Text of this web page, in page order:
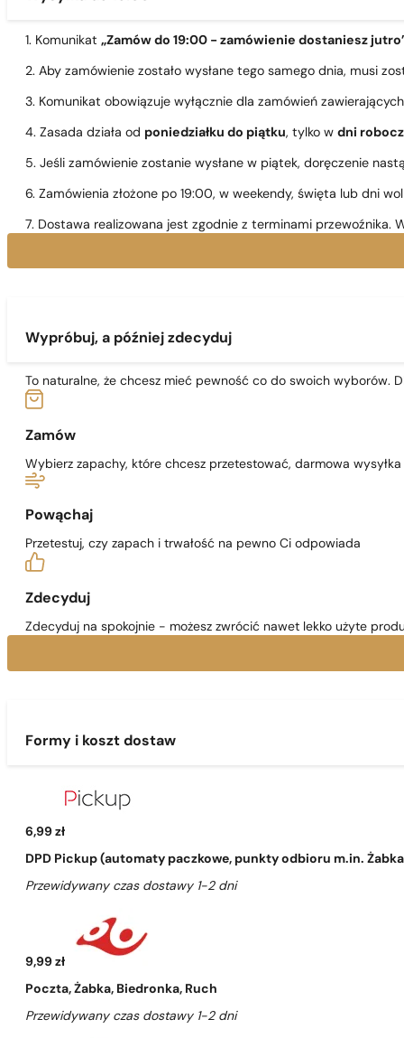
1. Komunikat „Zamów do 19:00 - zamówienie dostaniesz
2. Aby zamówienie zostało wysłane tego samego dnia, musi
3. Komunikat obowiązuje wyłącznie dla zamówień
4. Zasada działa od poniedziałku do piątku, tylko w dni
5. Jeśli zamówienie zostanie wysłane w piątek, doręczenie
6. Zamówienia złożone po 19:00, w weekendy, święta lub dni
7. Dostawa realizowana jest zgodnie z terminami przewoźnika.
Wypróbuj, a później zdecyduj
To naturalne, że chcesz mieć pewność co do swoich wyborów.
Zamów
Wybierz zapachy, które chcesz przetestować, darmowa wysyłka
Powąchaj
Przetestuj, czy zapach i trwałość na pewno Ci odpowiada
Zdecyduj
Zdecyduj na spokojnie - możesz zwrócić nawet lekko użyte
Formy i koszt dostaw
6,99 zł
DPD Pickup (automaty paczkowe, punkty odbioru m.in.
Przewidywany czas dostawy 1-2 dni
9,99 zł
Poczta, Żabka, Biedronka, Ruch
Przewidywany czas dostawy 1-2 dni